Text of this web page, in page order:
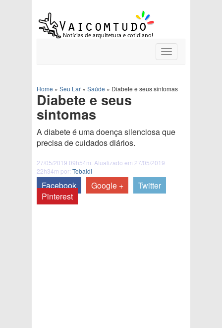
Toggle
navigation
Home » Seu Lar » Saúde » Diabete e seus sintomas
Diabete e seus
sintomas
A diabete é uma doença silenciosa que
precisa de cuidados diários.
27/05/2019 09h54m. Atualizado em 27/05/2019
22h34m por: Tebaldi
Facebook Google +
Twitter
Pinterest